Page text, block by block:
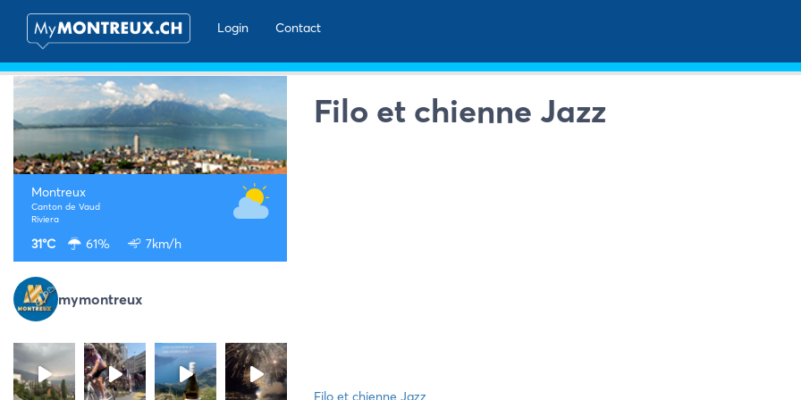
Login
Contact
Montreux
Canton de Vaud
Riviera
31°C 61% 7km/h
mymontreux
Filo et chienne Jazz
Filo et chienne Jazz